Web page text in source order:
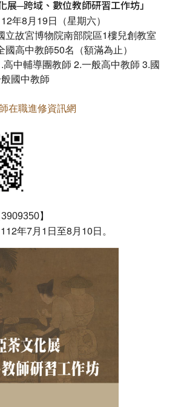
展─跨域、數位教師研習工作坊」
年8月19日（星期六）
立故宮博物院南部院區1樓兒創教室
高中教師50名（額滿為止）
高中輔導團教師 2.一般高中教師 3.國
國中教師
在職進修資訊網
3909350】
年7月1日至8月10日。